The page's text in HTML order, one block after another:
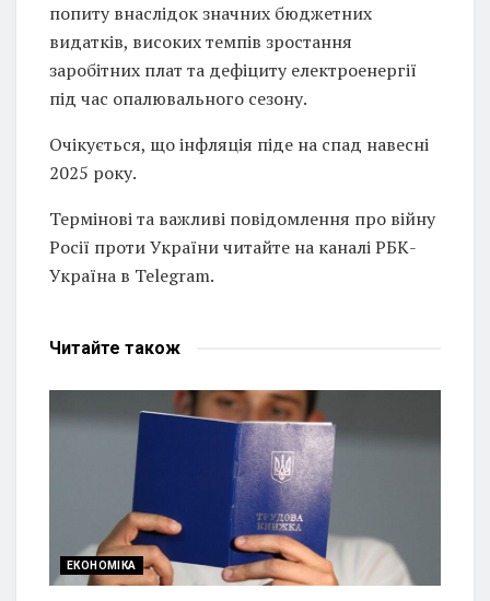
попиту внаслідок значних бюджетних
видатків, високих темпів зростання
заробітних плат та дефіциту електроенергії
під час опалювального сезону.
Очікується, що інфляція піде на спад навесні
2025 року.
Термінові та важливі повідомлення про війну
Росії проти України читайте на каналі РБК-
Україна в Telegram.
Читайте також
ЕКОНОМІКА